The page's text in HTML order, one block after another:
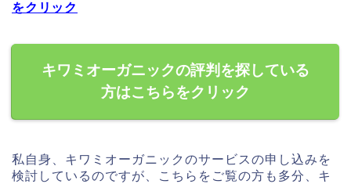
をクリック
キワミオーガニックの評判を探している
方はこちらをクリック
私自身、キワミオーガニックのサービスの申し込みを
検討しているのですが、こちらをご覧の方も多分、キ